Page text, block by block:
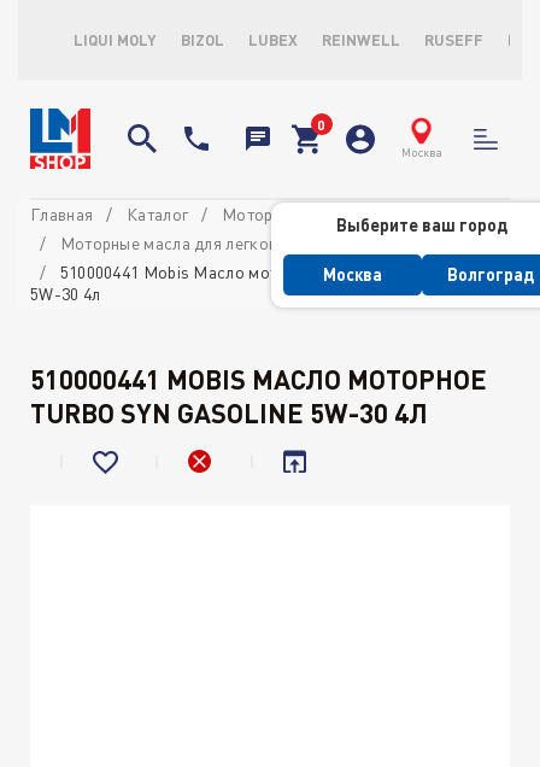
LIQUI MOLY BIZOL LUBEX REINWELL RUSEFF
Москва
Выберите ваш город
Москва Волгоград
Главная Каталог
Моторные масла
Моторные масла для легковых автомобилей
510000441 Mobis Масло моторное Turbo SYN Gasoline
5W-30 4л
510000441 MOBIS МАСЛО МОТОРНОЕ
TURBO SYN GASOLINE 5W-30 4Л